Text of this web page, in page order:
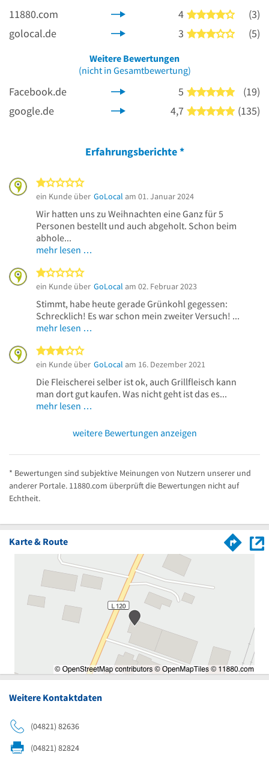
11880.com
4 4 von 5
(3)
golocal.de
3 3 von 5
(5)
Weitere Bewertungen
(nicht in Gesamtbewertung)
Facebook.de 5 5 von 5
(19)
google.de
4,7 5 von 5
(135)
Erfahrungsberichte*
ein Kunde über GoLocal am 01. Januar 2024
Wir hatten uns zu Weihnachten eine Ganz für 5
Personen bestellt und auch abgeholt. Schon beim
abhole...
mehr lesen …
ein Kunde über GoLocal am 02. Februar 2023
Stimmt, habe heute gerade Grünkohl gegessen:
Schrecklich! Es war schon mein zweiter Versuch! ...
mehr lesen …
ein Kunde über GoLocal am 16. Dezember 2021
Die Fleischerei selber ist ok, auch Grillfleisch kann
man dort gut kaufen. Was nicht geht ist das es...
mehr lesen …
weitere Bewertungen anzeigen
* Bewertungen sind subjektive Meinungen von Nutzern unserer und
anderer Portale. 11880.com überprüft die Bewertungen nicht auf
Echtheit.
Karte & Route
Weitere Kontaktdaten
(04821) 82636
(04821) 82824